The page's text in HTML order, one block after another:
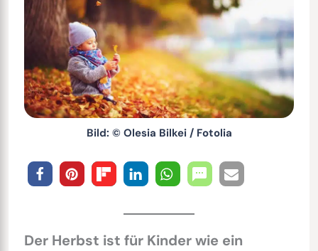
Bild: © Olesia Bilkei / Fotolia
Der Herbst ist für Kinder wie ein